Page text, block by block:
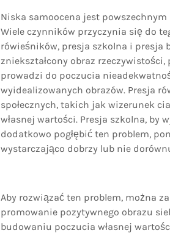
Niska samoocena jest
Wiele czynników przyczynia się do
rówieśników, presja szkolna i presja
zniekształcony obraz
prowadzi do poczucia
wyidealizowanych obrazów. Presja
społecznych, takich jak wizerunek
własnej wartości. Presja szkolna, by
dodatkowo pogłębić ten problem,
wystarczająco dobrzy lub nie
Aby rozwiązać ten problem, można
promowanie pozytywnego obrazu
budowaniu poczucia własnej